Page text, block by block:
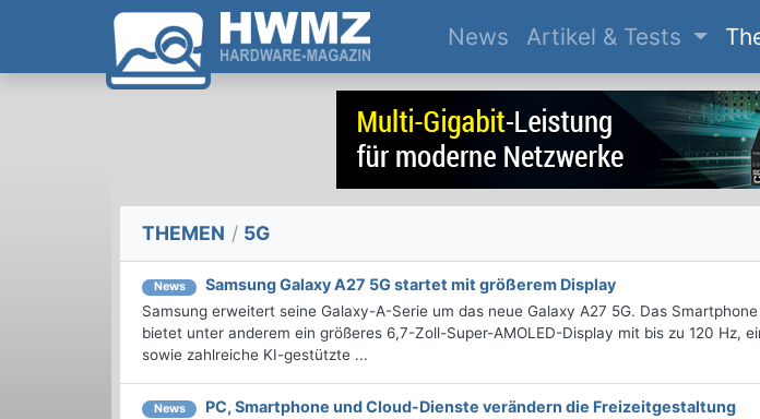
News(current)
Artikel & Tests
THEMEN / 5G
News Samsung Galaxy A27 5G startet mit größerem Display
Samsung erweitert seine Galaxy-A-Serie um das neue Galaxy A27 5G. Das
bietet unter anderem ein größeres 6,7-Zoll-Super-AMOLED-Display mit bis zu 120 Hz,
sowie zahlreiche KI-gestützte ...
News PC, Smartphone und Cloud-Dienste verändern die Freizeitgestaltung